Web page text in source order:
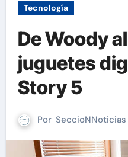
Tecnología
De Woody
juguetes
Story 5
Por SeccioNNoticias